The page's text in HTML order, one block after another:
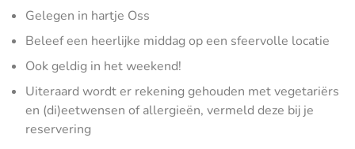
Gelegen in hartje Oss
Beleef een heerlijke middag op een sfeervolle locatie
Ook geldig in het weekend!
Uiteraard wordt er rekening gehouden met vegetariërs
en (di)eetwensen of allergieën, vermeld deze bij je
reservering